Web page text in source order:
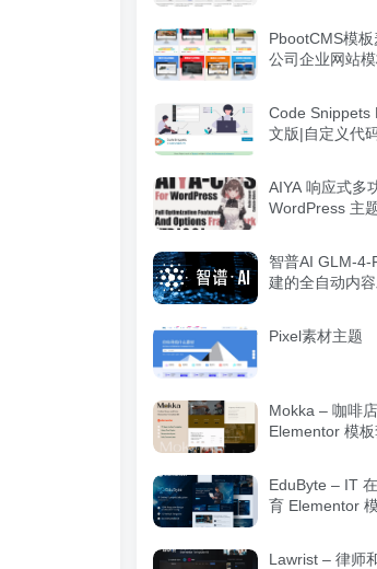
PbootCMS模
公司企业网站模
Code Snippets
文版|自定义代
AIYA 响应式多
WordPress 主
智普AI GLM-4-
建的全自动内
Pixel素材主题
Mokka – 咖啡
Elementor 模
EduByte – IT
育 Elementor
Lawrist – 律师